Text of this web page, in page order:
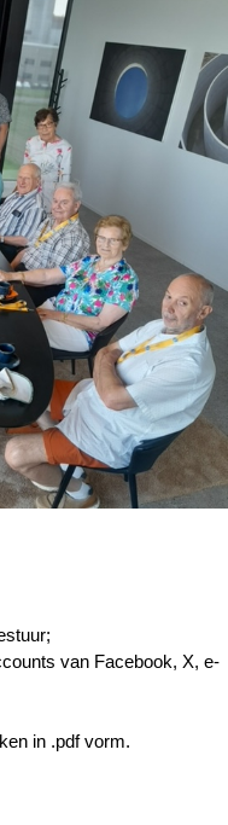
van Facebook, X, e-
in .pdf vorm.